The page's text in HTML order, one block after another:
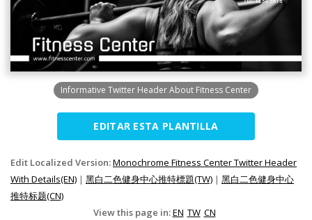
Informative Twitter Header About Fitness Center
EDITAR ESTA PLANTILLA
Edit Localized Version:Monochrome Fitness Center Twitter Header
With Details(EN) | 黑白二色健身中心推特標題(TW) | 黑白二色健身中心
推特标题(CN)
View this page in:EN TW CN